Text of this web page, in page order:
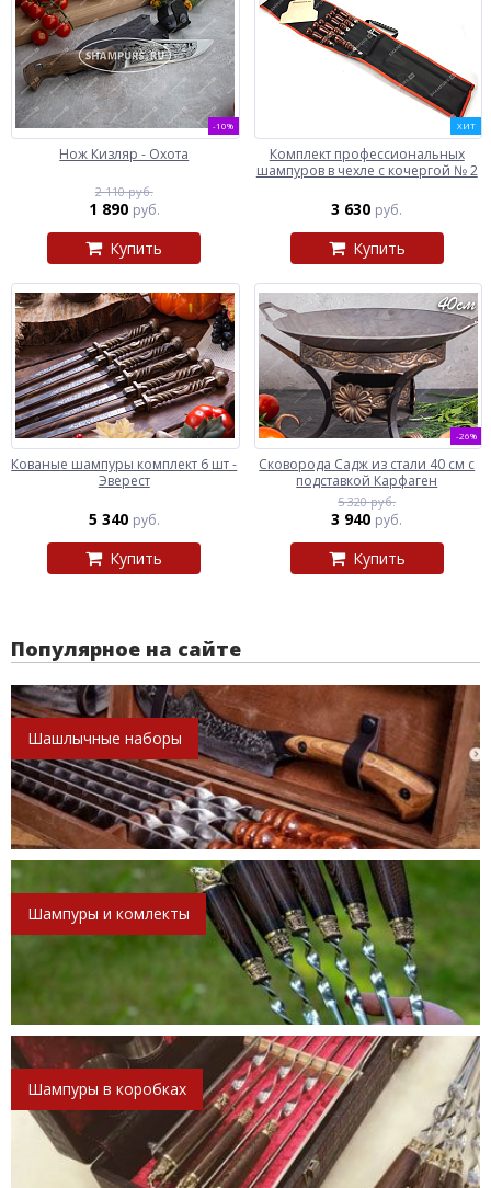
-10%
Нож Кизляр - Охота
2 110 руб.
1 890 руб.
Купить
ХИТ
Комплект профессиональных
шампуров в чехле с кочергой № 2
3 630 руб.
Купить
Кованые шампуры комплект 6 шт -
Эверест
5 340 руб.
Купить
-26%
Сковорода Садж из стали 40 см с
подставкой Карфаген
5 320 руб.
3 940 руб.
Купить
Популярное на сайте
Шашлычные наборы
Шампуры и комлекты
Шампуры в коробках